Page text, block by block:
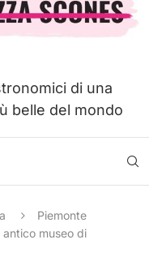
di una
belle del mondo
Piemonte
antico museo di